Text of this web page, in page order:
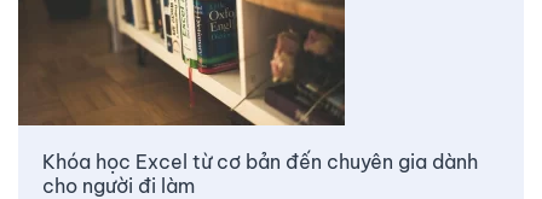
Khóa học Excel từ cơ bản đến chuyên gia dành
cho người đi làm